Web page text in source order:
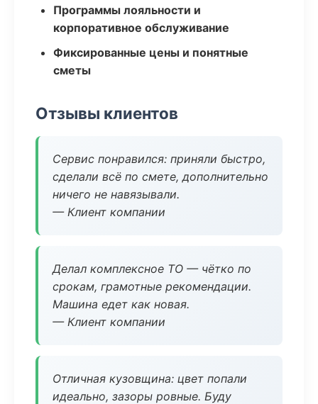
Программы лояльности и
корпоративное обслуживание
Фиксированные цены и понятные
сметы
Отзывы клиентов
Сервис понравился: приняли быстро,
сделали всё по смете, дополнительно
ничего не навязывали.
— Клиент компании
Делал комплексное ТО — чётко по
срокам, грамотные рекомендации.
Машина едет как новая.
— Клиент компании
Отличная кузовщина: цвет попали
идеально, зазоры ровные. Буду